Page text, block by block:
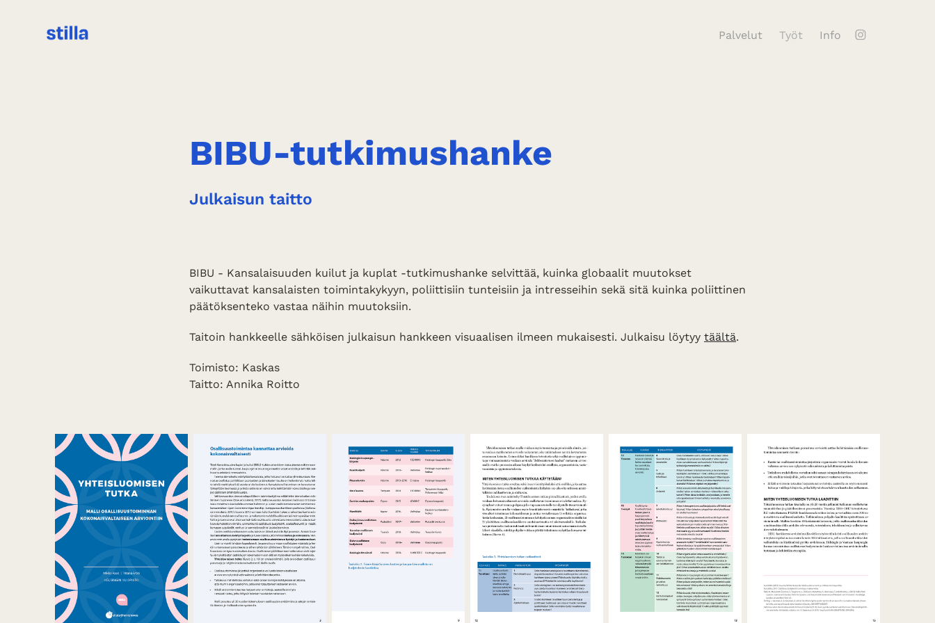
Palvelut Työt Info
BIBU-tutkimushanke
Julkaisun taitto
BIBU - Kansalaisuuden kuilut ja kuplat -tutkimushanke selvittää, kuinka globaalit muutokset
vaikuttavat kansalaisten toimintakykyyn, poliittisiin tunteisiin ja intresseihin sekä sitä kuinka poliittinen
päätöksenteko vastaa näihin muutoksiin.
Taitoin hankkeelle sähköisen julkaisun hankkeen visuaalisen ilmeen mukaisesti. Julkaisu löytyy täältä.
Toimisto: Kaskas
Taitto: Annika Roitto